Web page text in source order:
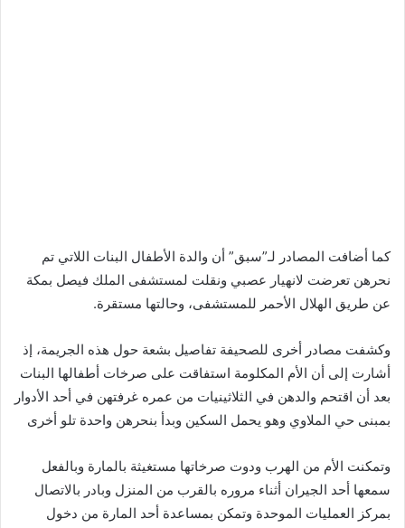
كما أضافت المصادر لـ”سبق” أن والدة الأطفال البنات اللاتي تم
نحرهن تعرضت لانهيار عصبي ونقلت لمستشفى الملك فيصل بمكة
عن طريق الهلال الأحمر للمستشفى، وحالتها مستقرة.
وكشفت مصادر أخرى للصحيفة تفاصيل بشعة حول هذه الجريمة، إذ
أشارت إلى أن الأم المكلومة استفاقت على صرخات أطفالها البنات
بعد أن اقتحم والدهن في الثلاثينيات من عمره غرفتهن في أحد الأدوار
بمبنى حي الملاوي وهو يحمل السكين وبدأ بنحرهن واحدة تلو أخرى
وتمكنت الأم من الهرب ودوت صرخاتها مستغيثة بالمارة وبالفعل
سمعها أحد الجيران أثناء مروره بالقرب من المنزل وبادر بالاتصال
بمركز العمليات الموحدة وتمكن بمساعدة أحد المارة من دخول